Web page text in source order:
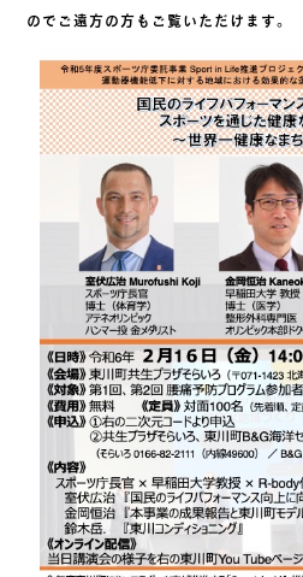
のでご遠方の方もご覧いただけます。